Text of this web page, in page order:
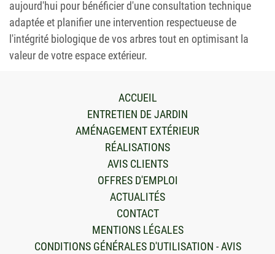
aujourd'hui pour bénéficier d'une consultation technique
adaptée et planifier une intervention respectueuse de
l'intégrité biologique de vos arbres tout en optimisant la
valeur de votre espace extérieur.
ACCUEIL
ENTRETIEN DE JARDIN
AMÉNAGEMENT EXTÉRIEUR
RÉALISATIONS
AVIS CLIENTS
OFFRES D'EMPLOI
ACTUALITÉS
CONTACT
MENTIONS LÉGALES
CONDITIONS GÉNÉRALES D'UTILISATION - AVIS